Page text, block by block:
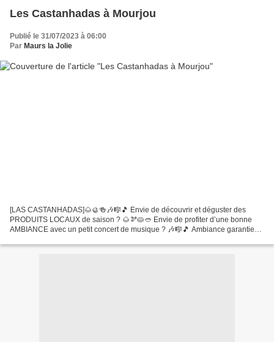
Les Castanhadas à Mourjou
Publié le 31/07/2023 à 06:00
Par Maurs la Jolie
[LAS CASTANHADAS]🌰🥮🍻🎶🎼🎵 Envie de découvrir et déguster des
PRODUITS LOCAUX de saison ? 🌰🫘🥧🥙 Envie de profiter d’une bonne
AMBIANCE avec un petit concert de musique ? 🎶🎼🎵 Ambiance garantie